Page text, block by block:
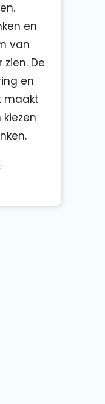
en
van
De
en
maakt